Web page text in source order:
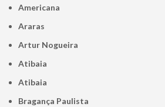
Americana
Araras
Artur Nogueira
Atibaia
Atibaia
Bragança Paulista